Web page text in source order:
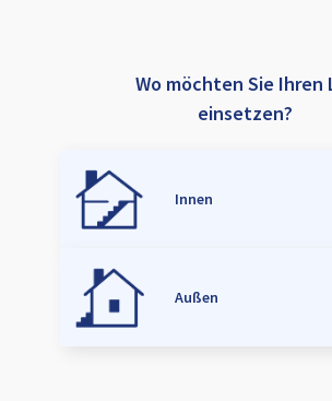
Wo möchten Sie Ihren
einsetzen?
Innen
Außen